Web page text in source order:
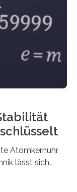
Atomkernuhr
lässt sich